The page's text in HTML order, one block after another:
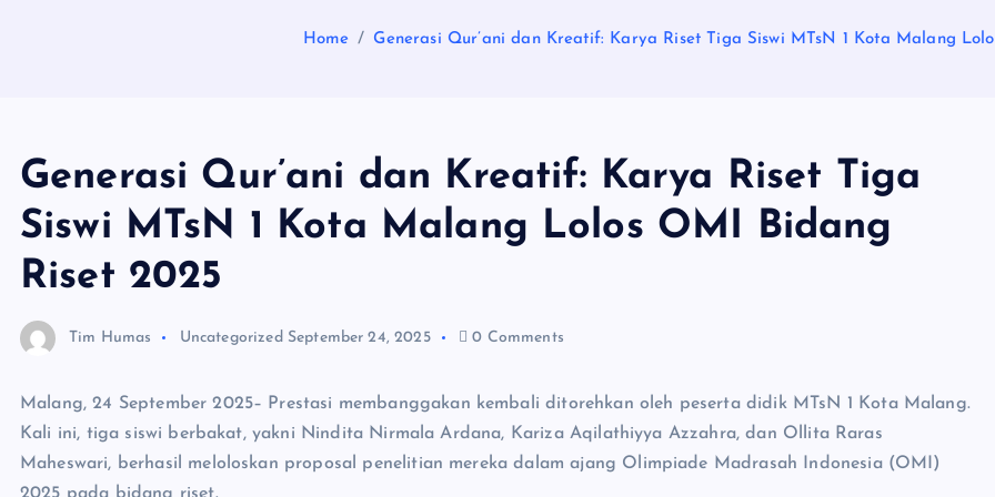
Home Generasi Qur’ani dan Kreatif: Karya Riset Tiga Siswi MTsN 1 Kota Malang
Generasi Qur’ani dan Kreatif: Karya Riset Tiga
Siswi MTsN 1 Kota Malang Lolos OMI Bidang
Riset 2025
Tim Humas Uncategorized September 24, 2025 0 Comments
Malang, 24 September 2025– Prestasi membanggakan kembali ditorehkan oleh peserta didik MTsN 1 Kota Malang.
Kali ini, tiga siswi berbakat, yakni Nindita Nirmala Ardana, Kariza Aqilathiyya Azzahra, dan Ollita Raras
Maheswari, berhasil meloloskan proposal penelitian mereka dalam ajang Olimpiade Madrasah Indonesia (OMI)